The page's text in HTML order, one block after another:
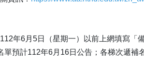
年6月5日（星期一）以前上網填寫「
單預計112年6月16日公告；各梯次遞補